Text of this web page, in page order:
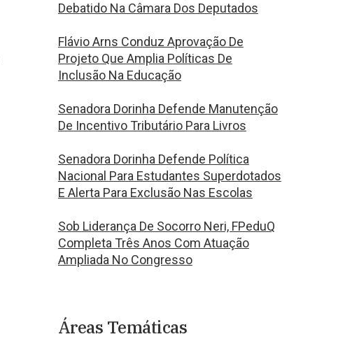
Debatido Na Câmara Dos Deputados
Flávio Arns Conduz Aprovação De
Projeto Que Amplia Políticas De
Inclusão Na Educação
Senadora Dorinha Defende Manutenção
De Incentivo Tributário Para Livros
Senadora Dorinha Defende Política
Nacional Para Estudantes Superdotados
E Alerta Para Exclusão Nas Escolas
Sob Liderança De Socorro Neri, FPeduQ
Completa Três Anos Com Atuação
Ampliada No Congresso
Áreas Temáticas